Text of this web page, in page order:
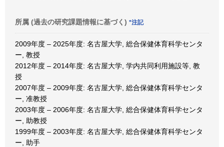
所属 (過去の研究課題情報に基づく) *注記
2009年度 – 2025年度: 名古屋大学, 総合保健体育科学センタ
ー, 教授
2012年度 – 2014年度: 名古屋大学, 学内共同利用施設等, 教
授
2007年度 – 2009年度: 名古屋大学, 総合保健体育科学センタ
ー, 准教授
2003年度 – 2006年度: 名古屋大学, 総合保健体育科学センタ
ー, 助教授
1999年度 – 2003年度: 名古屋大学, 総合保健体育科学センタ
ー, 助手